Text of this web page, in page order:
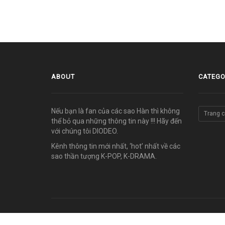
ABOUT
Nếu bạn là fan của các sao Hàn thì không
thể bỏ qua những thông tin này !!! Hãy đến
với chúng tôi DIODEO.
Kênh thông tin mới nhất, ‘hot’ nhất về các
sao thần tượng K-POP, K-DRAMA.
Trang